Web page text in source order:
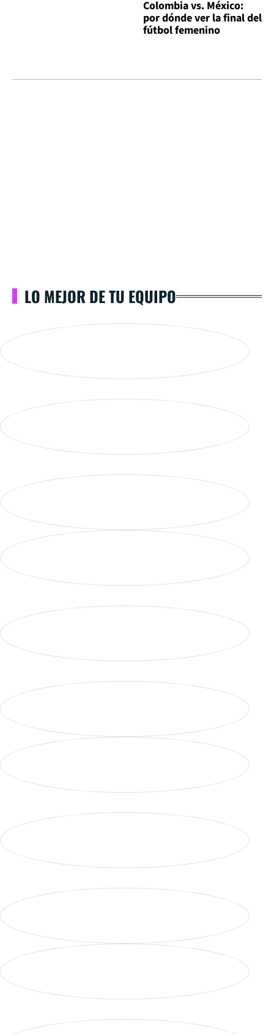
Colombia vs. México:
por dónde ver la final del
fútbol femenino
LO MEJOR DE TU EQUIPO